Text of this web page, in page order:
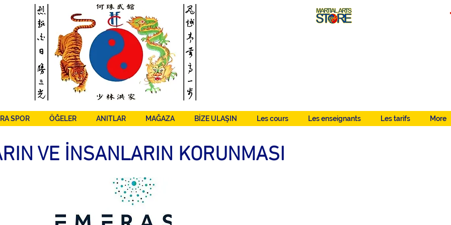
SPOR ÖĞELER ANITLAR MAĞAZA BİZE ULAŞIN Les cours Les enseignants Les tarifs More
VE İNSANLARIN KORUNMASI